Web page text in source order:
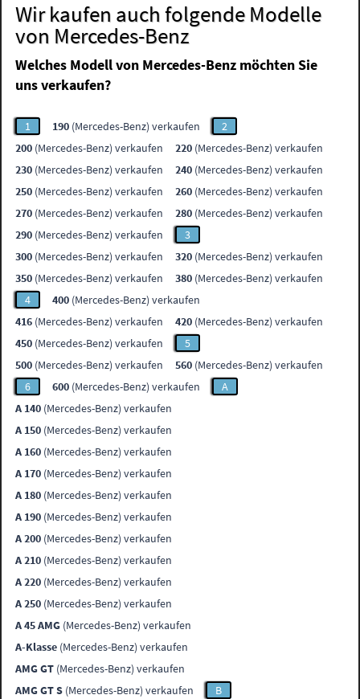
Wir kaufen auch folgende Modelle
von Mercedes-Benz
Welches Modell von Mercedes-Benz möchten Sie
uns verkaufen?
1 190 (Mercedes-Benz) verkaufen
2
200 (Mercedes-Benz) verkaufen 220 (Mercedes-Benz) verkaufen
230 (Mercedes-Benz) verkaufen 240 (Mercedes-Benz) verkaufen
250 (Mercedes-Benz) verkaufen 260 (Mercedes-Benz) verkaufen
270 (Mercedes-Benz) verkaufen 280 (Mercedes-Benz) verkaufen
290 (Mercedes-Benz) verkaufen
3
300 (Mercedes-Benz) verkaufen 320 (Mercedes-Benz) verkaufen
350 (Mercedes-Benz) verkaufen 380 (Mercedes-Benz) verkaufen
4
400 (Mercedes-Benz) verkaufen
416 (Mercedes-Benz) verkaufen 420 (Mercedes-Benz) verkaufen
450 (Mercedes-Benz) verkaufen
5
500 (Mercedes-Benz) verkaufen 560 (Mercedes-Benz) verkaufen
6
600 (Mercedes-Benz) verkaufen
A
A 140 (Mercedes-Benz) verkaufen
A 150 (Mercedes-Benz) verkaufen
A 160 (Mercedes-Benz) verkaufen
A 170 (Mercedes-Benz) verkaufen
A 180 (Mercedes-Benz) verkaufen
A 190 (Mercedes-Benz) verkaufen
A 200 (Mercedes-Benz) verkaufen
A 210 (Mercedes-Benz) verkaufen
A 220 (Mercedes-Benz) verkaufen
A 250 (Mercedes-Benz) verkaufen
A 45 AMG (Mercedes-Benz) verkaufen
A-Klasse (Mercedes-Benz) verkaufen
AMG GT (Mercedes-Benz) verkaufen
AMG GT S (Mercedes-Benz) verkaufen
B